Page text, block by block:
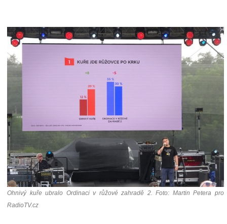
Ohnivý kuře ubralo Ordinaci v růžové zahradě 2. Foto: Martin Petera pro
RadioTV.cz